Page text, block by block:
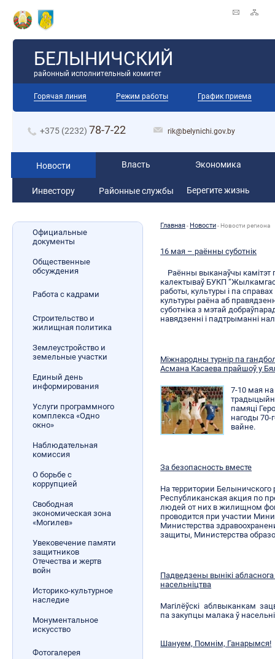
БЕЛЫНИЧСКИЙ
районный исполнительный комитет
Горячая линия Режим работы График приема
+375 (2232) 78-7-22 rik@belynichi.gov.by
Новости Власть Экономика
Инвестору Районные службы Берегите жизнь
Официальные
документы
Общественные
обсуждения
Работа с кадрами
Строительство и
жилищная политика
Землеустройство и
земельные участки
Единый день
информирования
Услуги программного
комплекса «Одно
окно»
Наблюдательная
комиссия
О борьбе с
коррупцией
Свободная
экономическая зона
«Могилев»
Увековечение памяти
защитников
Отечества и жертв
войн
Историко-культурное
наследие
Монументальное
искусство
Фотогалерея
Главная- Новости- Новости региона
16 мая – раённы суботнік
Раённы выканаўчы камітэт
калектываў БУКП
работы, культуры і па
культуры раёна аб
суботніка з мэтай
навядзенні і падтрыманні
Міжнародны турнір па
Асмана Касаева прайшоў у
7-10 мая
памяці
нагоды 70-
вайне.
За безопасность вместе
На территории
Республиканская акция по
людей от них в жилищном
проводится при участии
Министерства
защиты, Министерства
Падведзены вынікі
насельніцтва
Магілёўскі аблвыканкам
па закупцы малака ў
Шануем, Помнім, Ганарымся!